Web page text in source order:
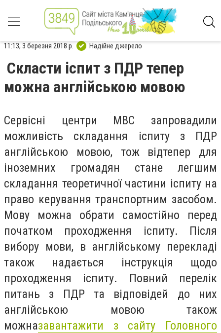
11:13, 3 березня 2018 р. Надійне джерело
Скласти іспит з ПДР тепер
можна англійською мовою
Сервісні центри МВС запровадили
можливість складання іспиту з ПДР
англійською мовою, тож відтепер для
іноземних громадян стане легшим
складання теоретичної частини іспиту на
право керування транспортним засобом.
Мову можна обрати самостійно перед
початком проходження іспиту. Після
вибору мови, в англійському перекладі
також надається інструкція щодо
проходження іспиту. Повний перелік
питань з ПДР та відповідей до них
англійською мовою також
можназавантажити з сайту Головного